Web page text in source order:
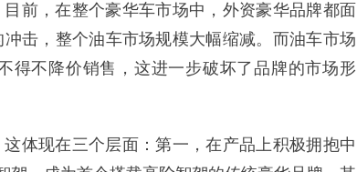
前，在整个豪华车市场中，外资豪华品牌都面
击，整个油车市场规模大幅缩减。而油车市场
得不降价销售，这进一步破坏了品牌的市场形
体现在三个层面：第一，在产品上积极拥抱中